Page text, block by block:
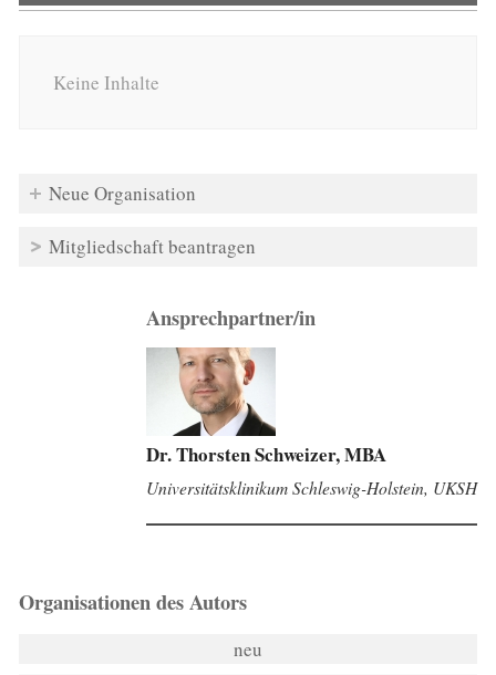
Keine Inhalte
Neue Organisation
Mitgliedschaft beantragen
Ansprechpartner/in
Dr. Thorsten Schweizer, MBA
Universitätsklinikum Schleswig-Holstein, UKSH
Organisationen des Autors
neu